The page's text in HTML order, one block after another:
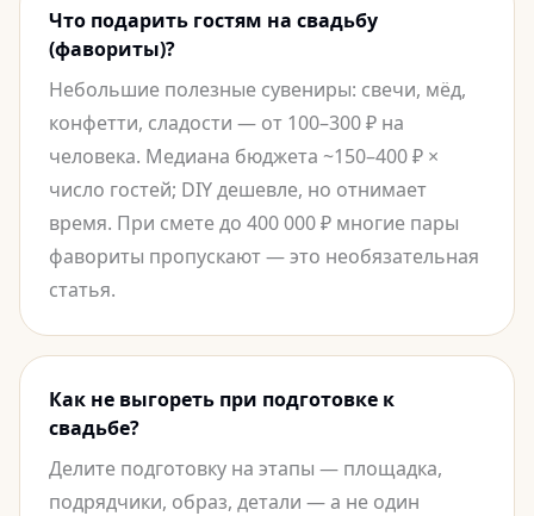
Что подарить гостям на свадьбу
(фавориты)?
Небольшие полезные сувениры: свечи, мёд,
конфетти, сладости — от 100–300 ₽ на
человека. Медиана бюджета ~150–400 ₽ ×
число гостей; DIY дешевле, но отнимает
время. При смете до 400 000 ₽ многие пары
фавориты пропускают — это необязательная
статья.
Как не выгореть при подготовке к
свадьбе?
Делите подготовку на этапы — площадка,
подрядчики, образ, детали — а не один